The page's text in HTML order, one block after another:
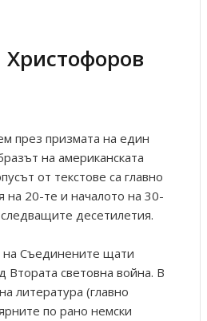
през призмата на един
на американската
от текстове са главно
на 20-те и началото на 30-
десетилетия.
на Съединените щати
Втората световна война. В
литература (главно
по рано немски